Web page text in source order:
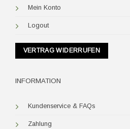
Mein Konto
Logout
VERTRAG WIDERRUFEN
INFORMATION
Kundenservice & FAQs
Zahlung